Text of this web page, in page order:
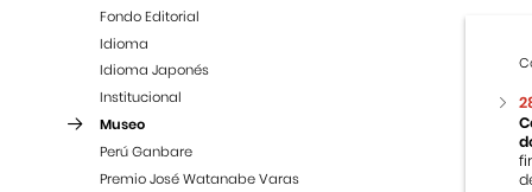
Fondo Editorial
Idioma
Idioma Japonés
Institucional
Museo
Perú Ganbare
Premio José Watanabe Varas